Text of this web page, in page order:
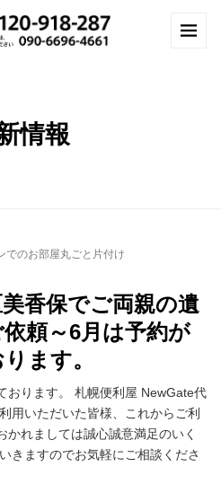
情報
でのお部屋丸ごと片付け
香保でご両親の遺
頼～6月は予約が
ます。
おります。 札幌便利屋 NewGate代
用いただいた皆様、これからご利
かれましては誠心誠意満足のいく
きますのでお気軽にご相談くださ